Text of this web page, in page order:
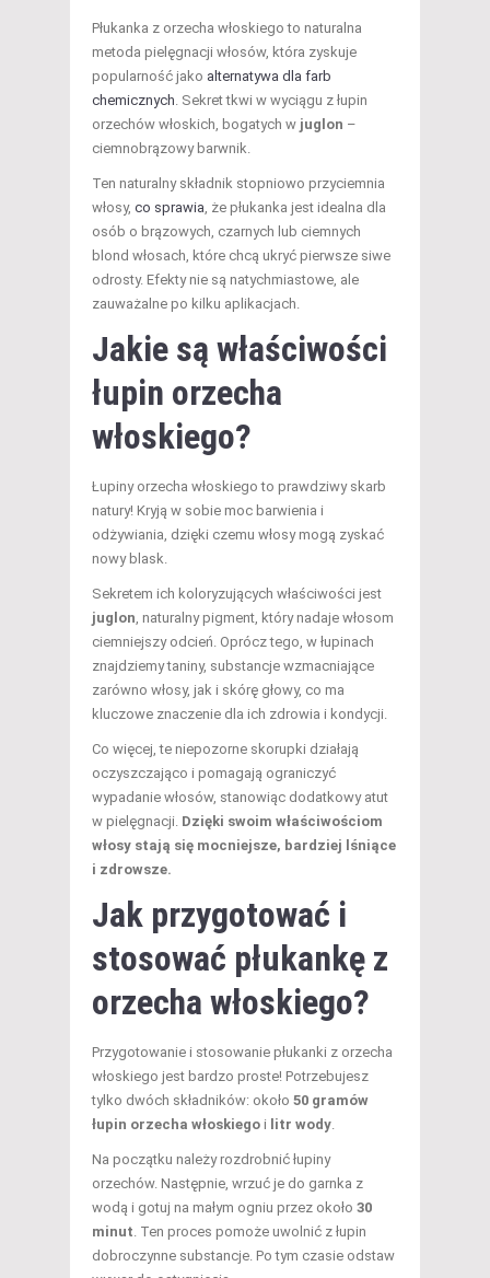
Płukanka z orzecha włoskiego to naturalna
metoda pielęgnacji włosów, która zyskuje
popularność jako alternatywa dla farb
chemicznych. Sekret tkwi w wyciągu z łupin
orzechów włoskich, bogatych w juglon –
ciemnobrązowy barwnik.
Ten naturalny składnik stopniowo przyciemnia
włosy, co sprawia, że płukanka jest idealna dla
osób o brązowych, czarnych lub ciemnych
blond włosach, które chcą ukryć pierwsze siwe
odrosty. Efekty nie są natychmiastowe, ale
zauważalne po kilku aplikacjach.
Jakie są właściwości
łupin orzecha
włoskiego?
Łupiny orzecha włoskiego to prawdziwy skarb
natury! Kryją w sobie moc barwienia i
odżywiania, dzięki czemu włosy mogą zyskać
nowy blask.
Sekretem ich koloryzujących właściwości jest
juglon, naturalny pigment, który nadaje włosom
ciemniejszy odcień. Oprócz tego, w łupinach
znajdziemy taniny, substancje wzmacniające
zarówno włosy, jak i skórę głowy, co ma
kluczowe znaczenie dla ich zdrowia i kondycji.
Co więcej, te niepozorne skorupki działają
oczyszczająco i pomagają ograniczyć
wypadanie włosów, stanowiąc dodatkowy atut
w pielęgnacji. Dzięki swoim właściwościom
włosy stają się mocniejsze, bardziej lśniące
i zdrowsze.
Jak przygotować i
stosować płukankę z
orzecha włoskiego?
Przygotowanie i stosowanie płukanki z orzecha
włoskiego jest bardzo proste! Potrzebujesz
tylko dwóch składników: około 50 gramów
łupin orzecha włoskiego i litr wody.
Na początku należy rozdrobnić łupiny
orzechów. Następnie, wrzuć je do garnka z
wodą i gotuj na małym ogniu przez około 30
minut. Ten proces pomoże uwolnić z łupin
dobroczynne substancje. Po tym czasie odstaw